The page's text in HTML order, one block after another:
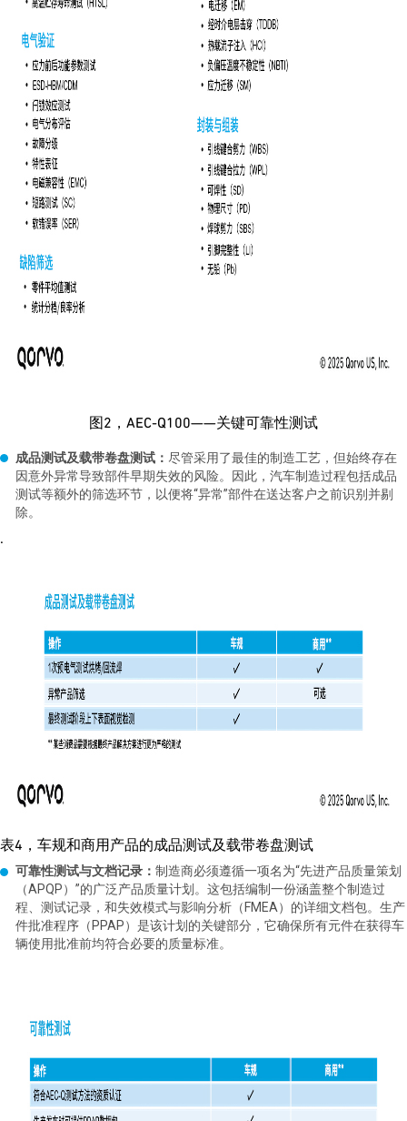
图2，AEC-Q100——关键可靠性测试
成品测试及载带卷盘测试： 尽管采用了最佳的制造工艺，但始终存在
因意外异常导致部件早期失效的风险。因此，汽车制造过程包括成品
测试等额外的筛选环节，以便将“异常”部件在送达客户之前识别并剔
除。
.
表4，车规和商用产品的成品测试及载带卷盘测试
可靠性测试与文档记录： 制造商必须遵循一项名为“先进产品质量策划
（APQP）”的广泛产品质量计划。这包括编制一份涵盖整个制造过
程、测试记录，和失效模式与影响分析（FMEA）的详细文档包。生产
件批准程序（PPAP）是该计划的关键部分，它确保所有元件在获得车
辆使用批准前均符合必要的质量标准。